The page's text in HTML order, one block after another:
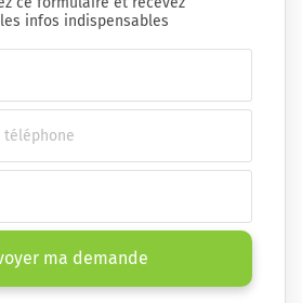
infos indispensables
ma demande